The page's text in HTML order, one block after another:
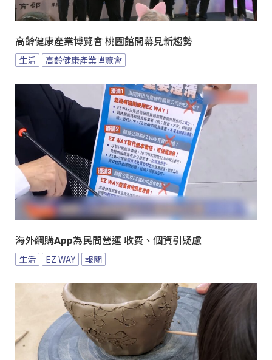
高齡健康產業博覽會 桃園館開幕見新趨勢
生活 高齡健康產業博覽會
海外網購App為民間營運 收費、個資引疑慮
生活 EZ WAY 報關